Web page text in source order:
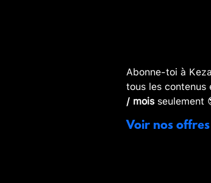
Abonne-toi à
tous les
/ moisseulement
Voir nos offres